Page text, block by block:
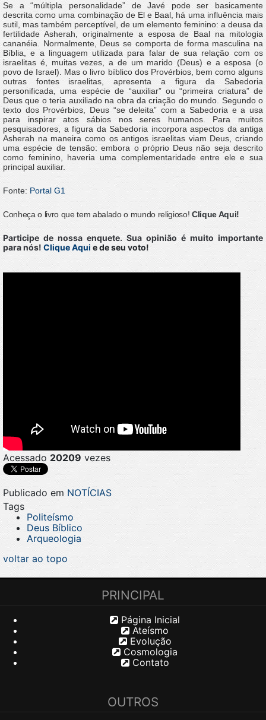
Se a “múltipla personalidade” de Javé pode ser basicamente
descrita como uma combinação de El e Baal, há uma influência mais
sutil, mas também perceptível, de um elemento feminino: a deusa da
fertilidade Asherah, originalmente a esposa de Baal na mitologia
cananéia. Normalmente, Deus se comporta de forma masculina na
Bíblia, e a linguagem utilizada para falar de sua relação com os
israelitas é, muitas vezes, a de um marido (Deus) e a esposa (o
povo de Israel). Mas o livro bíblico dos Provérbios, bem como alguns
outras fontes israelitas, apresenta a figura da Sabedoria
personificada, uma espécie de “auxiliar” ou “primeira criatura” de
Deus que o teria auxiliado na obra da criação do mundo. Segundo o
texto dos Provérbios, Deus “se deleita” com a Sabedoria e a usa
para inspirar atos sábios nos seres humanos. Para muitos
pesquisadores, a figura da Sabedoria incorpora aspectos da antiga
Asherah na maneira como os antigos israelitas viam Deus, criando
uma espécie de tensão: embora o próprio Deus não seja descrito
como feminino, haveria uma complementaridade entre ele e sua
principal auxiliar.
Fonte: Portal G1
Conheça o livro que tem abalado o mundo religioso!Clique Aqui!
Participe de nossa enquete. Sua opinião é muito importante
para nós! Clique Aqui e de seu voto!
Acessado 20209 vezes
Publicado em NOTÍCIAS
Tags
Politeísmo
Deus Bíblico
Arqueologia
voltar ao topo
PRINCIPAL
Página Inicial
Ateísmo
Evolução
Cosmologia
Contato
OUTROS